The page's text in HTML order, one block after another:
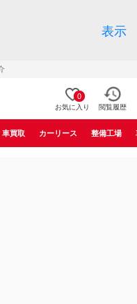
表示
0
お気に入り 閲覧履歴
車買取 カーリース 整備工場